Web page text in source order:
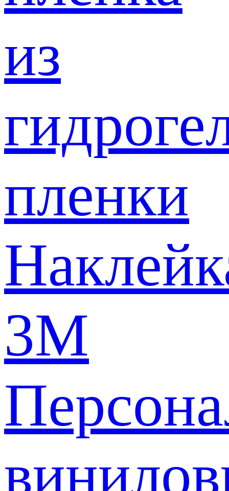
из
пленки
3M